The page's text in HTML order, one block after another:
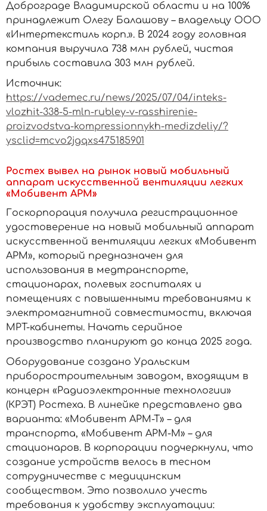
Доброграде Владимирской области и на 100%
принадлежит Олегу Балашову – владельцу ООО
«Интертекстиль корп.». В 2024 году головная
компания выручила 738 млн рублей, чистая
прибыль составила 303 млн рублей.
Источник:
https://vademec.ru/news/2025/07/04/inteks-
vlozhit-338-5-mln-rubley-v-rasshirenie-
proizvodstva-kompressionnykh-medizdeliy/?
ysclid=mcvo2jgqxs475185901
Ростех вывел на рынок новый мобильный
аппарат искусственной вентиляции легких
«Мобивент АРМ»
Госкорпорация получила регистрационное
удостоверение на новый мобильный аппарат
искусственной вентиляции легких «Мобивент
АРМ», который предназначен для
использования в медтранспорте,
стационарах, полевых госпиталях и
помещениях с повышенными требованиями к
электромагнитной совместимости, включая
МРТ-кабинеты. Начать серийное
производство планируют до конца 2025 года.
Оборудование создано Уральским
приборостроительным заводом, входящим в
концерн «Радиоэлектронные технологии»
(КРЭТ) Ростеха. В линейке представлено два
варианта: «Мобивент АРМ-Т» – для
транспорта, «Мобивент АРМ-М» – для
стационаров. В корпорации подчеркнули, что
создание устройств велось в тесном
сотрудничестве с медицинским
сообществом. Это позволило учесть
требования к удобству эксплуатации: